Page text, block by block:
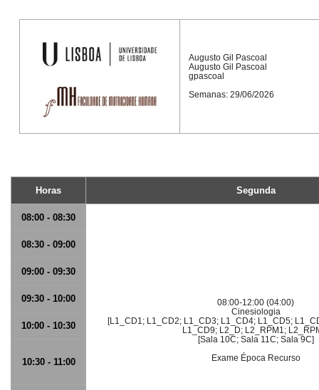
Augusto Gil Pascoal
Augusto Gil Pascoal
gpascoal
Semanas: 29/06/2026
Horas Segunda
08:00 - 08:30
08:00-12:00 (04:00)
Cinesiologia
[L1_CD1; L1_CD2; L1_CD3; L1_CD4; L1_CD5;
L1_CD9; L2_D; L2_RPM1;
[Sala 10C; Sala 11C; Sala 9C]
Exame Época Recurso
08:30 - 09:00
09:00 - 09:30
09:30 - 10:00
10:00 - 10:30
10:30 - 11:00